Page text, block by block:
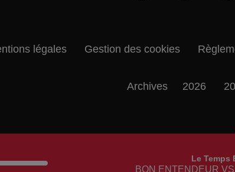
Le Temps
BON ENTENDEUR
légales Gestion des cookies
Archives 2026